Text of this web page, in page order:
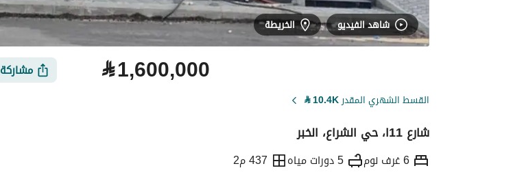
شاهد الفيديو الخريطة
⃁1,600,000 مشاركة
القسط الشهري المقدر10.4K
⃁
شارع 11ا، حي الشراع، الخبر
6 غرف نوم 5 دورات مياه 437 م2